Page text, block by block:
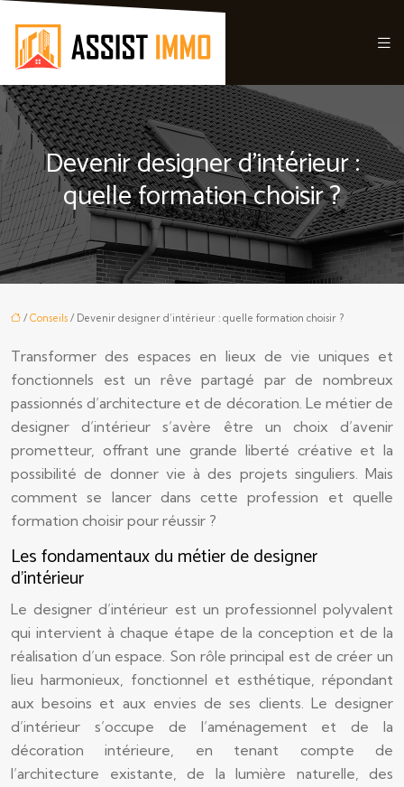
Devenir designer d’intérieur :
quelle formation choisir ?
/ Conseils / Devenir designer d’intérieur : quelle formation choisir ?
Transformer des espaces en lieux de vie uniques et
fonctionnels est un rêve partagé par de nombreux
passionnés d’architecture et de décoration. Le métier de
designer d’intérieur s’avère être un choix d’avenir
prometteur, offrant une grande liberté créative et la
possibilité de donner vie à des projets singuliers. Mais
comment se lancer dans cette profession et quelle
formation choisir pour réussir ?
Les fondamentaux du métier de designer
d’intérieur
Le designer d’intérieur est un professionnel polyvalent
qui intervient à chaque étape de la conception et de la
réalisation d’un espace. Son rôle principal est de créer un
lieu harmonieux, fonctionnel et esthétique, répondant
aux besoins et aux envies de ses clients. Le designer
d’intérieur s’occupe de l’aménagement et de la
décoration intérieure, en tenant compte de
l’architecture existante, de la lumière naturelle, des